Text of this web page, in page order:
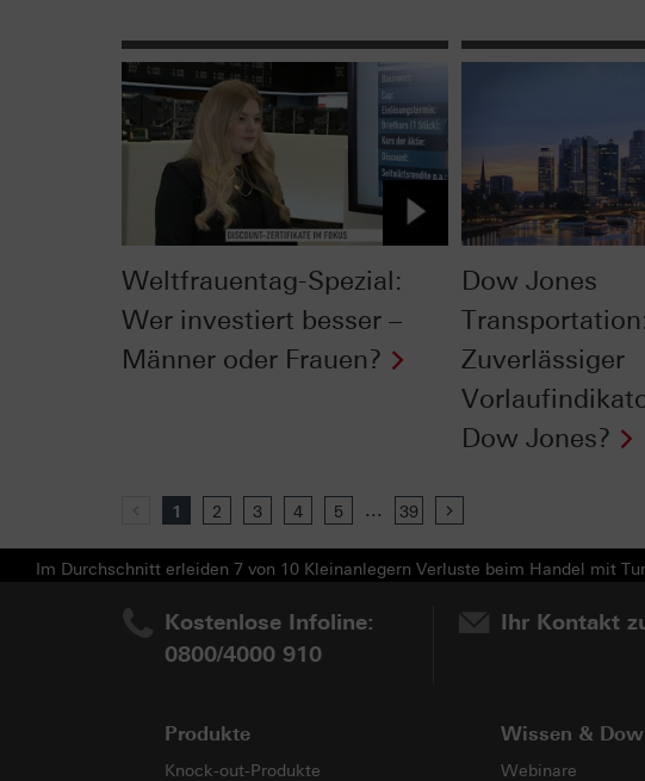
Weltfrauentag-Spezial:
Wer investiert besser –
Männer oder Frauen?
Dow Jones
Transportation:
Zuverlässiger
Dow Jones?
Previous
1 2 3 4 5 ... 39
Im Durchschnitt erleiden 7 von 10 Kleinanlegern Verluste beim Handel mit
Kostenlose Infoline:
0800/4000 910
Ihr Kontakt
Produkte
Knock-out-Produkte
Wissen &
Webinare